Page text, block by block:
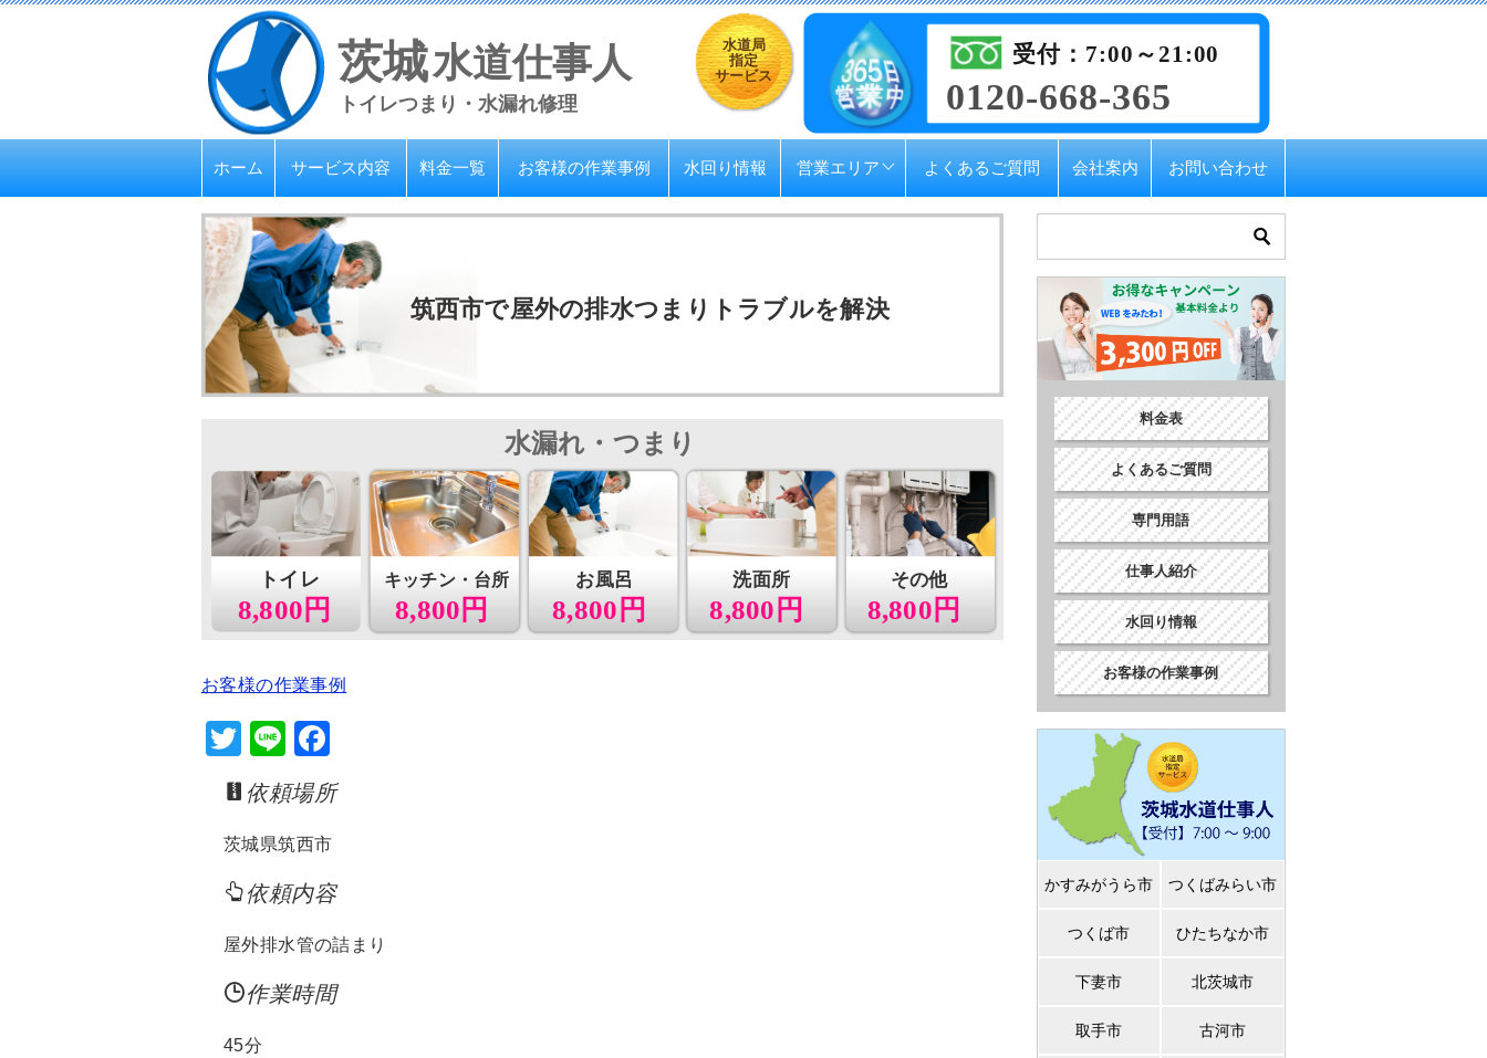
茨城水道仕事人
トイレつまり・水漏れ修理
水道局
指定
サービス 0120-668-365
受付：7:00～21:00
ホーム サービス内容 料金一覧 お客様の作業事例 水回り情報 営業エリア よくあるご質問 会社案内 お問い合わせ
筑西市で屋外の排水つまりトラブルを解決
8,800円
トイレ
8,800円
キッチン・台所 お風呂
8,800円
洗面所
8,800円
その他
8,800円
水漏れ・つまり
お客様の作業事例
T
wi
tt
er
Li
n
e
a
c
e
b
o
o
k
依頼場所
茨城県筑西市
依頼内容
屋外排水管の詰まり
作業時間
45分
料金表
よくあるご質問
専門用語
仕事人紹介
水回り情報
お客様の作業事例
かすみがうら市 つくばみらい市
つくば市 ひたちなか市
下妻市 北茨城市
取手市 古河市